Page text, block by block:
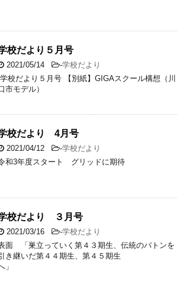
校だより５月号
2021/05/14 -学校だより
学校だより５月号 【別紙】GIGAスクール構想（川
市モデル）
校だより 4月号
2021/04/12 -学校だより
和3年度スタート グリッドに期待
校だより ３月号
2021/03/16 -学校だより
面 「巣立っていく第４３期生、伝統のバトンを
き継いだ第４４期生、第４５期生
」